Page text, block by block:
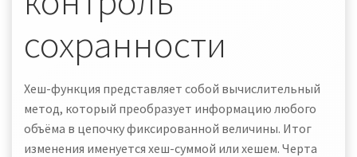
сохранности
Хеш-функция представляет собой вычислительный
метод, который преобразует информацию любого
объёма в цепочку фиксированной величины. Итог
изменения именуется хеш-суммой или хешем. Черта